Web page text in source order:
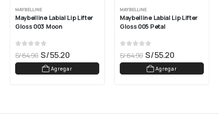
MAYBELLINE
Maybelline Labial Lip Lifter
Gloss 003 Moon
out of 5
S/64.90 S/55.20
Agregar
MAYBELLINE
Maybelline Labial Lip Lifter
Gloss 005 Petal
out of 5
S/64.90 S/55.20
Agregar